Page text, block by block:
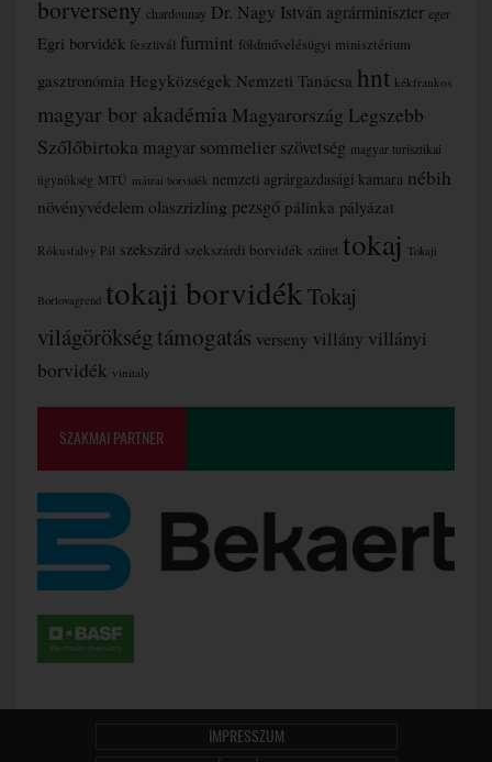
borverseny chardonnay Dr. Nagy István agrárminiszter eger
Egri borvidék fesztivál furmint földművelésügyi minisztérium
gasztronómia Hegyközségek Nemzeti Tanácsa hnt kékfrankos
magyar bor akadémia Magyarország Legszebb
Szőlőbirtoka magyar sommelier szövetség magyar turisztikai
ügynökség MTÜ mátrai borvidék nemzeti agrárgazdasági kamara nébih
növényvédelem olaszrizling pezsgő pálinka pályázat
Rókusfalvy Pál szekszárd szekszárdi borvidék szüret tokaj Tokaji
Borlovagrend tokaji borvidékTokaj
világörökségtámogatás verseny villány villányi
borvidék vinitaly
SZAKMAI PARTNER
IMPRESSZUM